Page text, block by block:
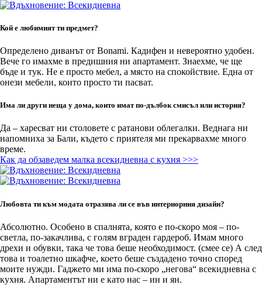
Кой е любимият ти предмет?
Определено диванът от Bonami. Кадифен и невероятно удобен.
Вече го имахме в предишния ни апартамент. Знаехме, че ще
бъде и тук. Не е просто мебел, а място на спокойствие. Една от
онези мебели, които просто ти пасват.
Има ли други неща у дома, които имат по-дълбок смисъл или история?
Да – харесват ни столовете с ратанови облегалки. Веднага ни
напомниха за Бали, където с приятеля ми прекарвахме много
време.
Как да обзаведем малка всекидневна с кухня >>>
Любовта ти към модата отразява ли се във интериорния дизайн?
Абсолютно. Особено в спалнята, която е по-скоро моя – по-
светла, по-закачлива, с голям вграден гардероб. Имам много
дрехи и обувки, така че това беше необходимост. (смее се) А след
това и тоалетно шкафче, което беше създадено точно според
моите нужди. Гаджето ми има по-скоро „негова“ всекидневна с
кухня. Апартаментът ни е като нас – ин и ян.